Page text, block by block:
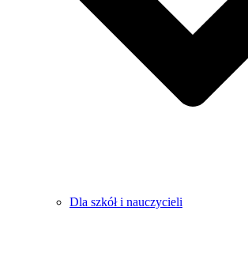
Dla szkół i nauczycieli